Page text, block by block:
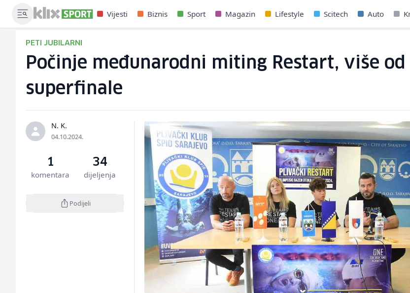
Vijesti Biznis Sport Magazin Lifestyle Scitech Auto
PETI JUBILARNI
Počinje međunarodni miting Restart, više
superfinale
N. K.
04.10.2024.
1
komentara
34
dijeljenja
Podijeli